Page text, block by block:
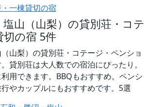
一棟貸切の宿
山（山梨）の貸別荘・コテ
切の宿 5件
山梨）の貸別荘・コテージ・ペンショ
貸別荘は大人数での宿泊にぴったり。
用できます。BBQもおすすめ。ペンシ
やカップルにもおすすめです。5選